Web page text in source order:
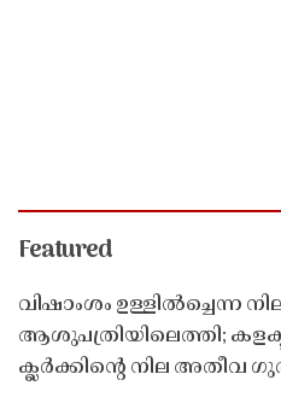
Featured
വിഷാംശം ഉള്ളിൽച്ചെന്ന
ആശുപത്രിയിലെത്തി;
ക്ലർക്കിൻ്റെ നില അതീവ